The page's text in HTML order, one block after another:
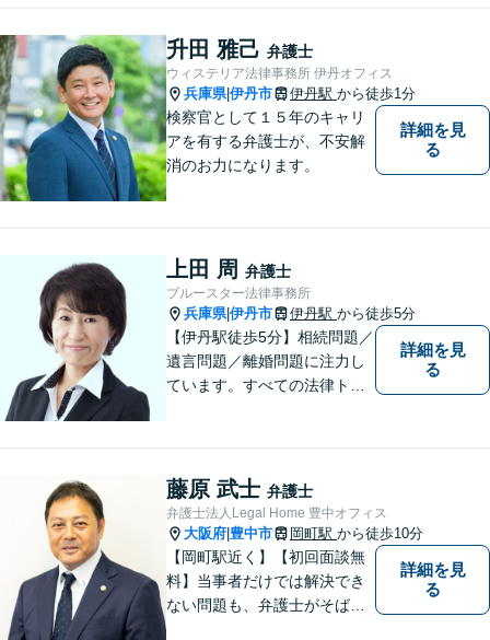
れず、尽力してまいります。
【メーカー法務経験あり】
升田 雅己 弁護士
ウィステリア法律事務所 伊丹オフィス
兵庫県|伊丹市 伊丹駅 から徒歩1分
検察官として１５年のキャリ
アを有する弁護士が、不安解
消のお力になります。
詳細を見
る
上田 周 弁護士
ブルースター法律事務所
兵庫県|伊丹市 伊丹駅 から徒歩5分
【伊丹駅徒歩5分】相続問題／
遺言問題／離婚問題に注力し
ています。すべての法律トラ
様と信頼関係を築いて紛争解
決し、解決後の人生を幸せに
過ごして頂きたいと願いを込
めています。
詳細を見
る
藤原 武士 弁護士
弁護士法人Legal Home 豊中オフィス
大阪府 豊中市 岡町駅 から徒歩10分
【岡町駅近く】【初回面談無
料】当事者だけでは解決でき
ない問題も、弁護士がそばに
詳細を見
る